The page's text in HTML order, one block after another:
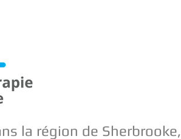
la région de Sherbrooke,